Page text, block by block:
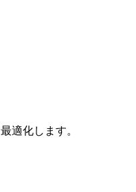
適化します。